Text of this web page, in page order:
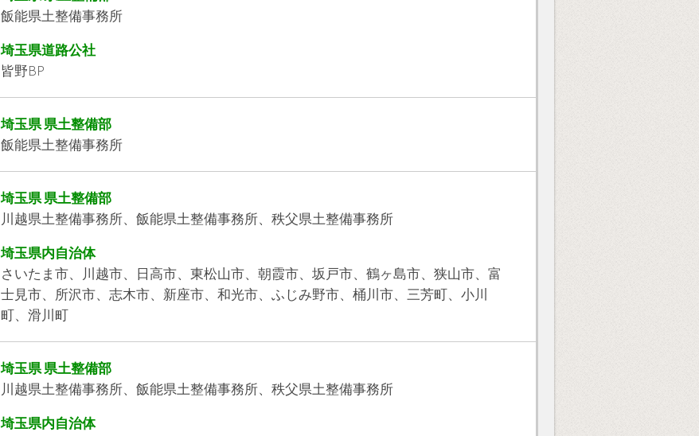
飯能県土整備事務所
埼玉県道路公社
皆野BP
埼玉県 県土整備部
飯能県土整備事務所
埼玉県 県土整備部
川越県土整備事務所、飯能県土整備事務所、秩父県土整備事務所
埼玉県内自治体
さいたま市、川越市、日高市、東松山市、朝霞市、坂戸市、鶴ヶ島市、狭山市、富
士見市、所沢市、志木市、新座市、和光市、ふじみ野市、桶川市、三芳町、小川
町、滑川町
埼玉県 県土整備部
川越県土整備事務所、飯能県土整備事務所、秩父県土整備事務所
埼玉県内自治体